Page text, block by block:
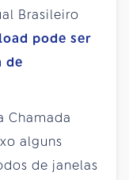
Brasileiro
pode ser
de
Chamada
alguns
de janelas